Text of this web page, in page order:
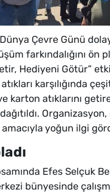
Çevre Günü
farkındalığını ön
Hediyeni Götür”
karşılığında
karton atıklarını
amacıyla yoğun ilgi
Efes Selçuk
bünyesinde